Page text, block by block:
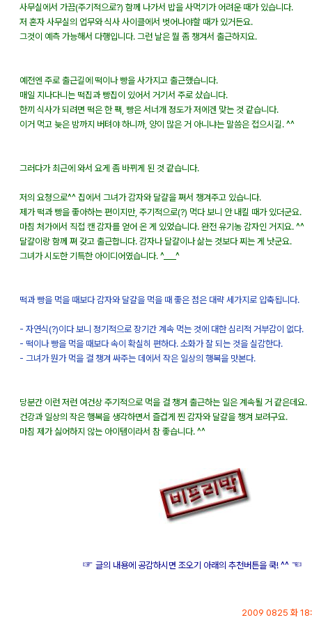
사무실에서 가끔(주기적으로?) 함께 나가서 밥을 사먹기가 어려운 때가 있습니다.
저 혼자 사무실의 업무와 식사 사이클에서 벗어나야할 때가 있거든요.
그것이 예측 가능해서 다행입니다. 그런 날은 뭘 좀 챙겨서 출근하지요.
예전엔 주로 출근길에 떡이나 빵을 사가지고 출근했습니다.
매일 지나다니는 떡집과 빵집이 있어서 거기서 주로 샀습니다.
한끼 식사가 되려면 떡은 한 팩, 빵은 서너개 정도가 저에겐 맞는 것 같습니다.
이거 먹고 늦은 밤까지 버텨야 하니까, 양이 많은 거 아니냐는 말씀은 접으시길. ^^
그러다가 최근에 와서 요게 좀 바뀌게 된 것 같습니다.
저의 요청으로^^ 집에서 그녀가 감자와 달걀을 쪄서 챙겨주고 있습니다.
제가 떡과 빵을 좋아하는 편이지만, 주기적으로(?) 먹다 보니 안 내킬 때가 있더군요.
마침 처가에서 직접 캔 감자를 얻어 온 게 있었습니다. 완전 유기농 감자인 거지요. ^^
달걀이랑 함께 쪄 갖고 출근합니다. 감자나 달걀이나 삶는 것보다 찌는 게 낫군요.
그녀가 시도한 기특한 아이디어였습니다. ^___^
떡과 빵을 먹을 때보다 감자와 달걀을 먹을 때 좋은 점은 대략 세가지로 압축됩니다.
- 자연식(?)이다 보니 정기적으로 장기간 계속 먹는 것에 대한 심리적 거부감이 없다.
- 떡이나 빵을 먹을 때보다 속이 확실히 편하다. 소화가 잘 되는 것을 실감한다.
- 그녀가 뭔가 먹을 걸 챙겨 싸주는 데에서 작은 일상의 행복을 맛본다.
당분간 이런 저런 여건상 주기적으로 먹을 걸 챙겨 출근하는 일은 계속될 거 같은데요.
건강과 일상의 작은 행복을 생각하면서 즐겁게 찐 감자와 달걀을 챙겨 보려구요.
마침 제가 싫어하지 않는 아이템이라서 참 좋습니다. ^^
☞글의 내용에 공감하시면 조오기 아래의 추천버튼을 쿡! ^^☜
2009 0825 화